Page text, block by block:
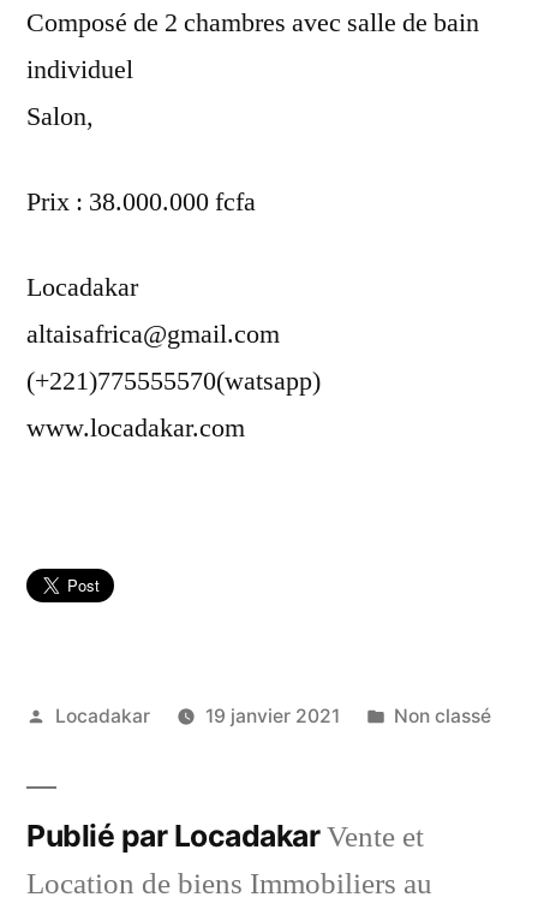
Composé de 2 chambres avec salle de bain
individuel
Salon,
Prix : 38.000.000 fcfa
Locadakar
altaisafrica@gmail.com
(+221)775555570(watsapp)
www.locadakar.com
Publié
Locadakar 19 janvier 2021
Publié
Non classé
Publié par LocadakarVente et
Location de biens Immobiliers au